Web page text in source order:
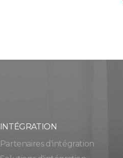
INTÉGRATION
Partenaires d'intégration